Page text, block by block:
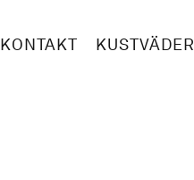
KONTAKT KUSTVÄDER